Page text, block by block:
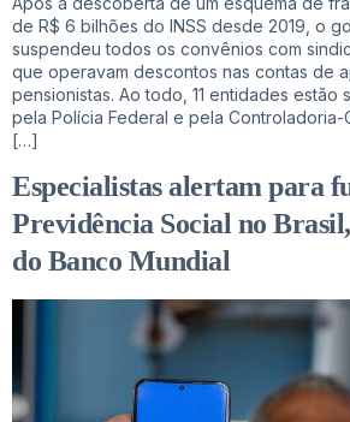
de R$ 6 bilhões do INSS desde 2019, o
suspendeu todos os convênios com
que operavam descontos nas contas de
pensionistas. Ao todo, 11 entidades estão
pela Polícia Federal e pela Controladoria-
[…]
Especialistas alertam para
Previdência Social no
do Banco Mundial